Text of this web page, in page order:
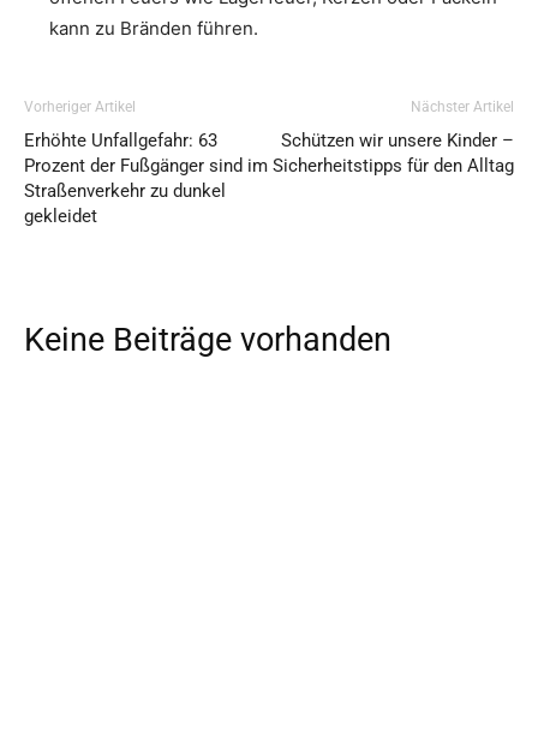
kann zu Bränden führen.
Vorheriger Artikel
Erhöhte Unfallgefahr: 63
Prozent der Fußgänger sind im
Straßenverkehr zu dunkel
gekleidet
Nächster Artikel
Schützen wir unsere Kinder –
Sicherheitstipps für den Alltag
Keine Beiträge vorhanden